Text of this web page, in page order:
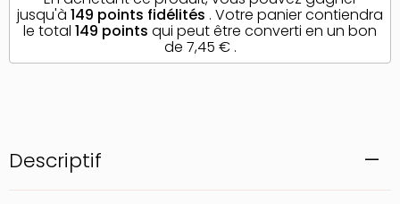
Descriptif
jusqu'à 149 points fidélités . Votre panier contiendra
le total 149 points qui peut être converti en un bon
de 7,45 €.